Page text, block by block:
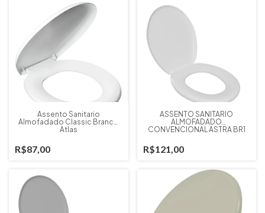
Assento Sanitario
Almofadado Classic Branco
Atlas
R$87,00
ASSENTO SANITARIO
ALMOFADADO
CONVENCIONAL ASTRA BR1
R$121,00